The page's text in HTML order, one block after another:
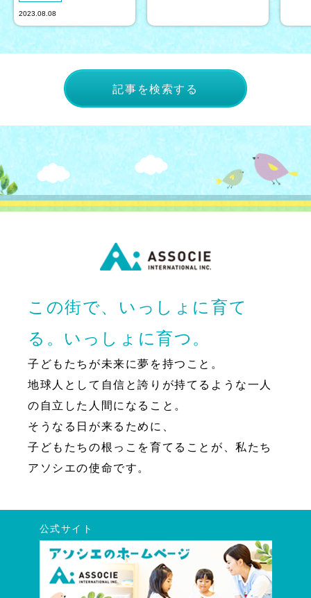
2023.08.08
記事を検索する
この街で、いっしょに育て
る。いっしょに育つ。
子どもたちが未来に夢を持つこと。
地球人として自信と誇りが持てるような一人
の自立した人間になること。
そうなる日が来るために、
子どもたちの根っこを育てることが、私たち
アソシエの使命です。
公式サイト